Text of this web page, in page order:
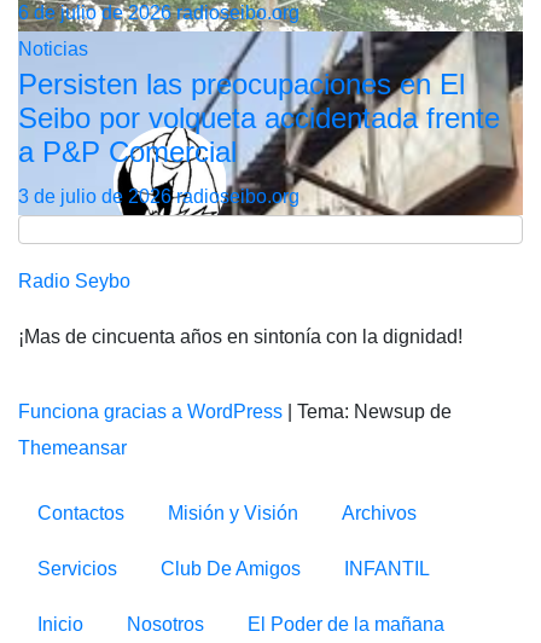
6 de julio de 2026radioseibo.org
Noticias
Persisten las preocupaciones en El
Seibo por volqueta accidentada frente
a P&P Comercial
3 de julio de 2026radioseibo.org
Radio Seybo
¡Mas de cincuenta años en sintonía con la dignidad!
Funciona gracias a WordPress
Tema: Newsup de
Themeansar
Contactos Misión y Visión Archivos
Servicios Club De Amigos INFANTIL
Inicio Nosotros El Poder de la mañana